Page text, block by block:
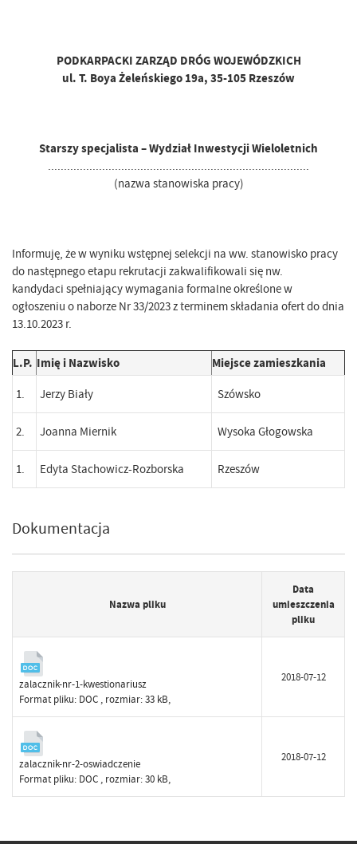
PODKARPACKI ZARZĄD DRÓG WOJEWÓDZKICH
ul. T. Boya Żeleńskiego 19a, 35-105 Rzeszów
Starszy specjalista – Wydział Inwestycji Wieloletnich
..................................................................................
(nazwa stanowiska pracy)
Informuję, że w wyniku wstępnej selekcji na ww. stanowisko pracy
do następnego etapu rekrutacji zakwalifikowali się nw.
kandydaci spełniający wymagania formalne określone w
ogłoszeniu o naborze Nr 33/2023 z terminem składania ofert do dnia
13.10.2023 r.
L.P. Imię i Nazwisko
Miejsce zamieszkania
1.
Jerzy Biały Szówsko
2. Joanna Miernik Wysoka Głogowska
1. Edyta Stachowicz-Rozborska Rzeszów
Dokumentacja
Nazwa pliku
Data
umieszczenia
pliku
zalacznik-nr-1-kwestionariusz
Format pliku: DOC , rozmiar: 33 kB,
2018-07-12
zalacznik-nr-2-oswiadczenie
Format pliku: DOC , rozmiar: 30 kB,
2018-07-12